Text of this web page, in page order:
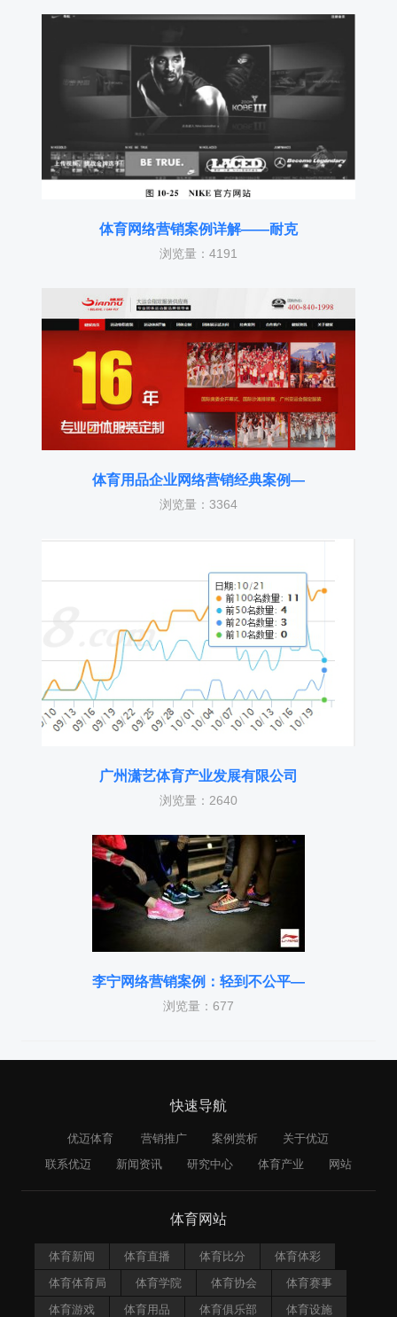
体育网络营销案例详解——耐克
浏览量：4191
体育用品企业网络营销经典案例—
浏览量：3364
广州潇艺体育产业发展有限公司
浏览量：2640
李宁网络营销案例：轻到不公平—
浏览量：677
快速导航
优迈体育 营销推广 案例赏析
关于优迈
联系优迈
新闻资讯 研究中心 体育产业 网站
体育网站
体育新闻 体育直播 体育比分
体育体彩
体育体育局
体育学院 体育协会
体育赛事
体育游戏
体育用品 体育俱乐部 体育设施